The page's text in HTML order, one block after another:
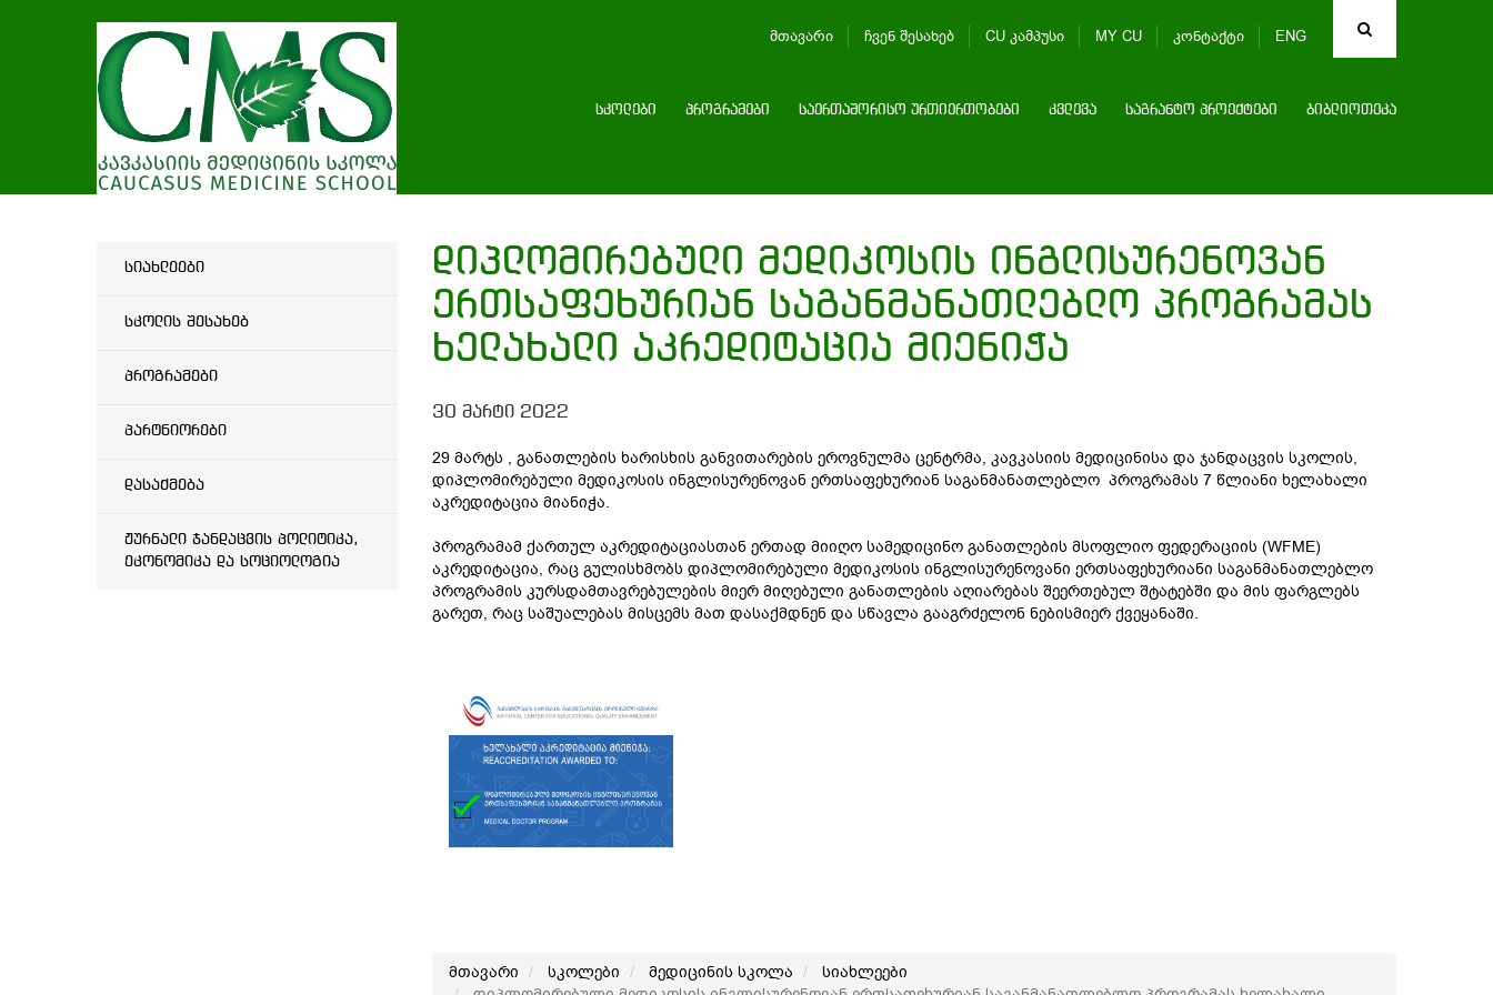
ENG
მთავარი ჩვენ შესახებ CU კამპუსი MY CU კონტაქტი
სკოლები პროგრამები საერთაშორისო ურთიერთობები კვლევა საგრანტო პროექტები ბიბლიოთეკა
სიახლეები
სკოლის შესახებ
პროგრამები
პარტნიორები
დასაქმება
ჟურნალი ჯანდაცვის პოლიტიკა,
ეკონომიკა და სოციოლოგია
დიპლომირებული მედიკოსის ინგლისურენოვან
ერთსაფეხურიან საგანმანათლებლო პროგრამას
ხელახალი აკრედიტაცია მიენიჭა
30 მარტი 2022
29 მარტს , განათლების ხარისხის განვითარების ეროვნულმა ცენტრმა, კავკასიის მედიცინისა და ჯანდაცვის სკოლის,
დიპლომირებული მედიკოსის ინგლისურენოვან ერთსაფეხურიან საგანმანათლებლო პროგრამას 7 წლიანი ხელახალი
აკრედიტაცია მიანიჭა.
პროგრამამ ქართულ აკრედიტაციასთან ერთად მიიღო სამედიცინო განათლების მსოფლიო ფედერაციის (WFME)
აკრედიტაცია, რაც გულისხმობს დიპლომირებული მედიკოსის ინგლისურენოვანი ერთსაფეხურიანი საგანმანათლებლო
პროგრამის კურსდამთავრებულების მიერ მიღებული განათლების აღიარებას შეერთებულ შტატებში და მის ფარგლებს
გარეთ, რაც საშუალებას მისცემს მათ დასაქმდნენ და სწავლა გააგრძელონ ნებისმიერ ქვეყანაში.
მთავარი სკოლები მედიცინის სკოლა
სიახლეები